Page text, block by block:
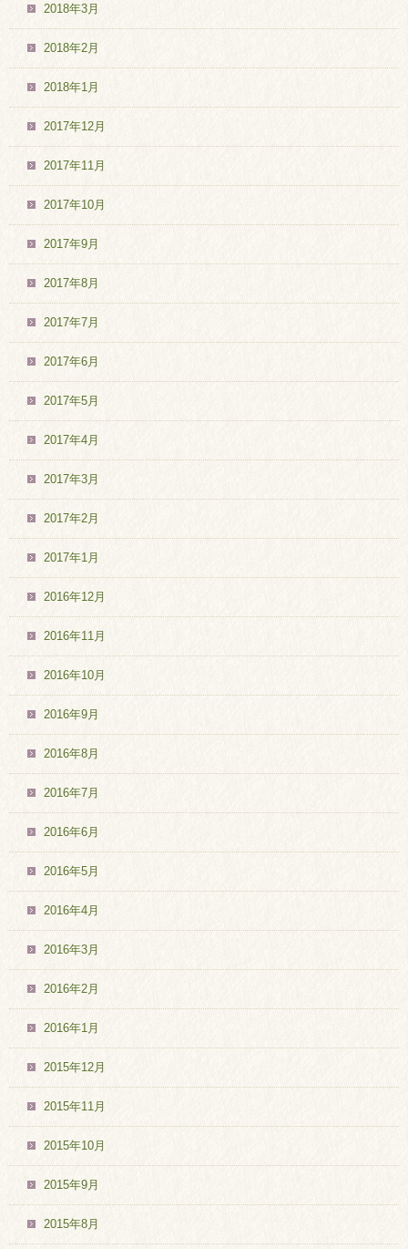
2018年3月
2018年2月
2018年1月
2017年12月
2017年11月
2017年10月
2017年9月
2017年8月
2017年7月
2017年6月
2017年5月
2017年4月
2017年3月
2017年2月
2017年1月
2016年12月
2016年11月
2016年10月
2016年9月
2016年8月
2016年7月
2016年6月
2016年5月
2016年4月
2016年3月
2016年2月
2016年1月
2015年12月
2015年11月
2015年10月
2015年9月
2015年8月